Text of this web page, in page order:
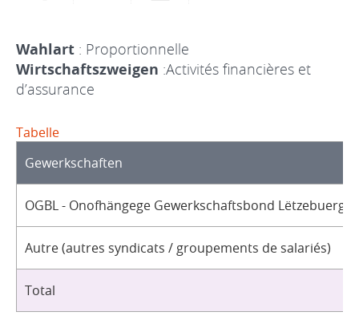
Wahlart : Proportionnelle
Wirtschaftszweigen :Activités financières et
d’assurance
Tabelle
Gewerkschaften
OGBL - Onofhängege Gewerkschaftsbond
Autre (autres syndicats / groupements de salariés)
Total